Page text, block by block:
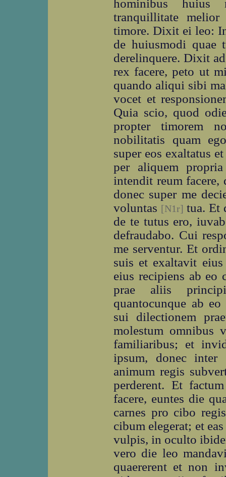
hominibus
tranquillitate
timore. Dixit ei leo:
de huiusmodi quae
derelinquere. Dixit
rex facere, peto ut
quando aliqui sibi
vocet et
Quia scio, quod
propter timorem
nobilitatis quam
super eos exaltatus
per aliquem
intendit reum facere,
donec super me
voluntas [N1r] tua. Et
de te tutus ero,
defraudabo. Cui
me serventur. Et
suis et exaltavit
eius recipiens ab eo
prae aliis
quantocunque ab
sui dilectionem
molestum omnibus
familiaribus; et
ipsum, donec inter
animum regis
perderent. Et
facere, euntes die
carnes pro cibo
cibum elegerat; et
vulpis, in oculto
vero die leo
quaererent et non